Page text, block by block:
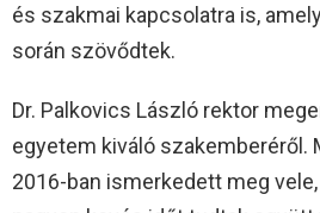
és szakmai kapcsolatra is,
során szövődtek.
Dr. Palkovics László rektor
egyetem kiváló szakemberéről.
2016-ban ismerkedett meg